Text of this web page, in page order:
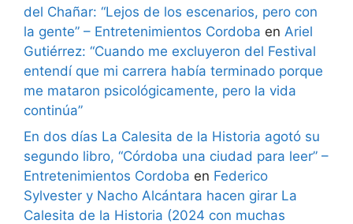
del Chañar: “Lejos de los escenarios, pero con
la gente” – Entretenimientos Cordoba en Ariel
Gutiérrez: “Cuando me excluyeron del Festival
entendí que mi carrera había terminado porque
me mataron psicológicamente, pero la vida
continúa”
En dos días La Calesita de la Historia agotó su
segundo libro, “Córdoba una ciudad para leer” –
Entretenimientos Cordoba en Federico
Sylvester y Nacho Alcántara hacen girar La
Calesita de la Historia (2024 con muchas